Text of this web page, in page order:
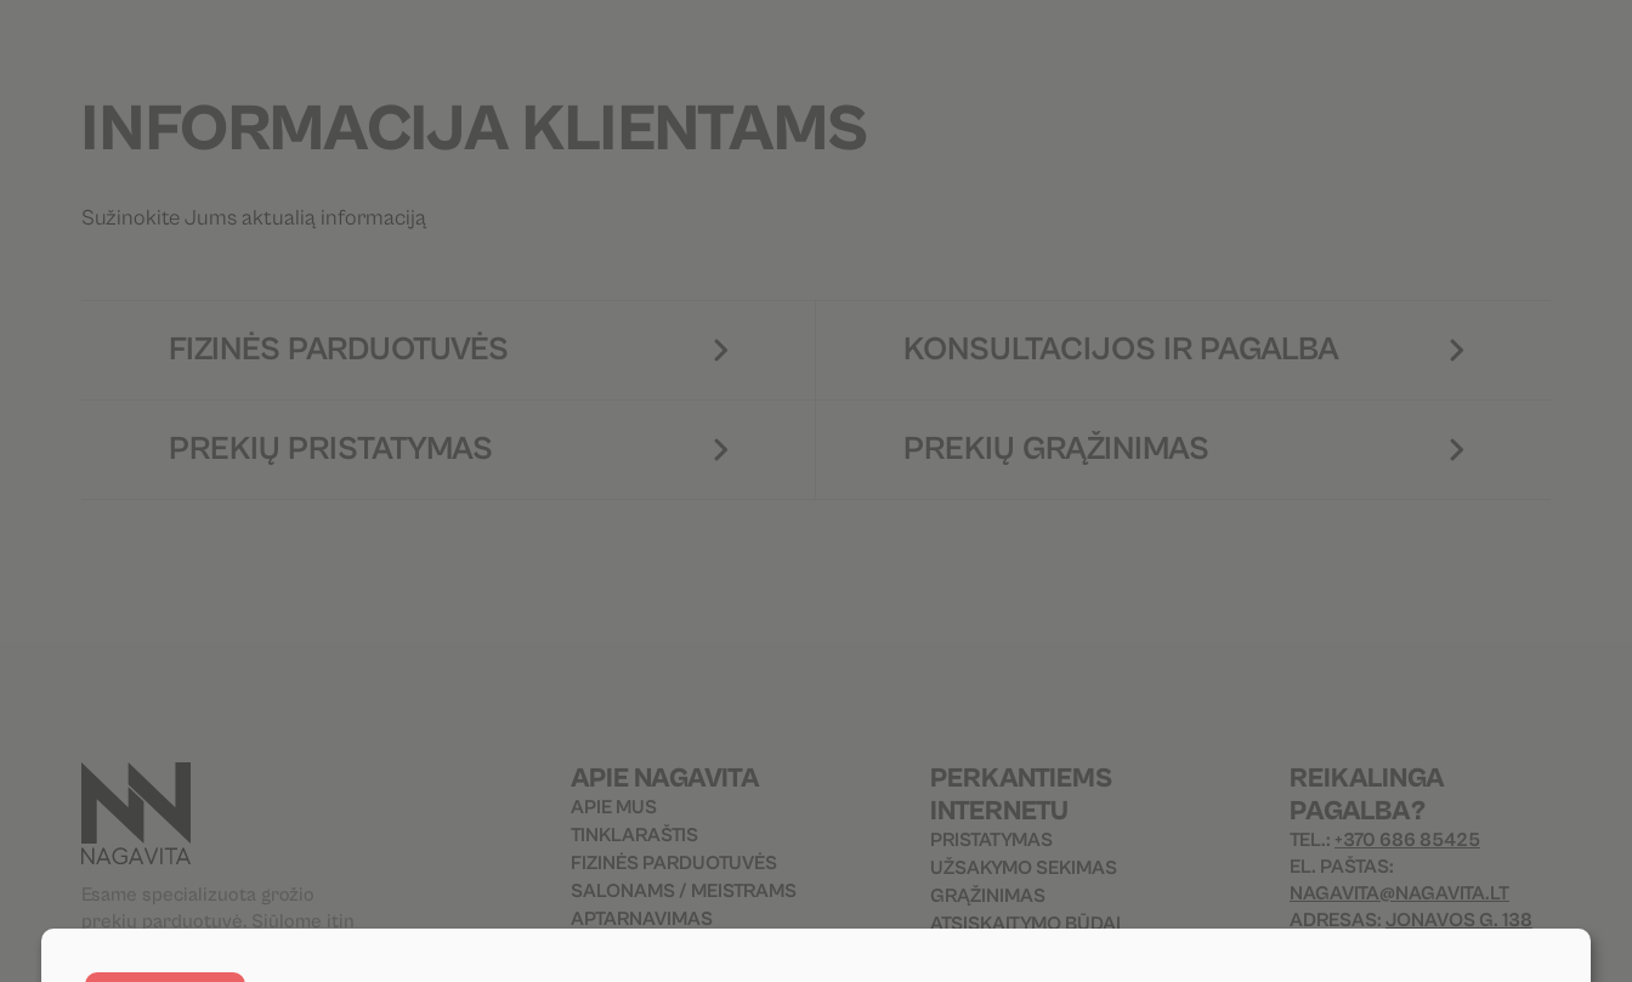
INFORMACIJA KLIENTAMS
Sužinokite Jums aktualią informaciją
FIZINĖS PARDUOTUVĖS KONSULTACIJOS IR PAGALBA
PREKIŲ PRISTATYMAS PREKIŲ GRĄŽINIMAS
Esame specializuota grožio
prekių parduotuvė. Siūlome itin
priemonių asortimentą. Jūsų
APIE NAGAVITA
APIE MUS
TINKLARAŠTIS
FIZINĖS PARDUOTUVĖS
SALONAMS / MEISTRAMS
APTARNAVIMAS
PERKANTIEMS
INTERNETU
PRISTATYMAS
UŽSAKYMO SEKIMAS
GRĄŽINIMAS
ATSISKAITYMO BŪDAI
REIKALINGA
PAGALBA?
TEL.: +370 686 85425
EL. PAŠTAS:
NAGAVITA@NAGAVITA.LT
ADRESAS: JONAVOS G. 138